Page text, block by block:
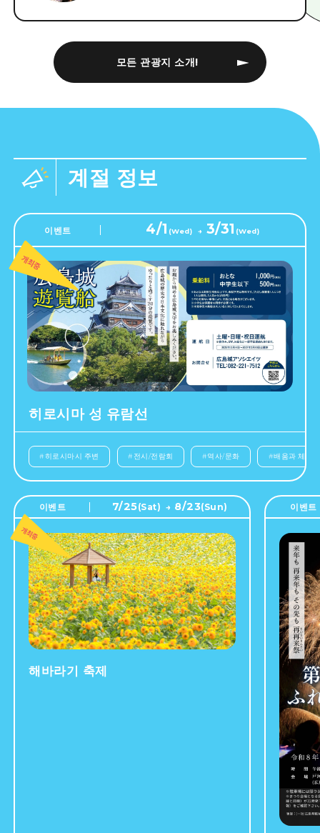
거움이 준비되어 있습니다. 덧붙여 섬 내의 토
않고, 적절한 먹이를 안전한 장소에서 주는
등, 룰을 지키고 지켜보는 것이 이 섬의 매너.
한사람 한사람의 배려에 의해 지켜지고 있는
시조 사쿠라 거리 관광 안내소(쿠구리몬 니시
휴게소로서 개방되어 있어, 산책의 사이에 한
숨 쉬게 할 수 있습니다.
속 문화재로 지정됩니다. 매년 6월부터 9월까
져 유람선에서 그 유령의 역사 그림을 즐길 수
있습니다.
모든 관광지 소개!
계절 정보
이벤트 4/1 (Wed) → 3/31 (Wed)
히로시마 성 유람선
#히로시마시 주변 # 전시/전람회 #역사/문화 #배움과 체험
이벤트 7/25(Sat) → 8/23(Sun)
해바라기 축제
이벤트